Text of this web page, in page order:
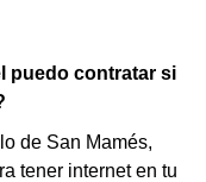
puedo contratar si
de San Mamés,
tener internet en tu